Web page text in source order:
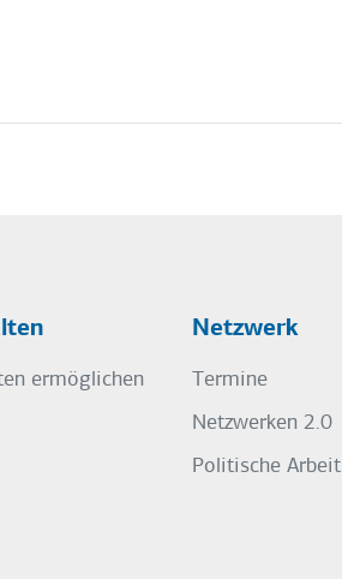
ermöglichen
Netzwerk
Termine
Netzwerken 2.0
Politische Arbeit